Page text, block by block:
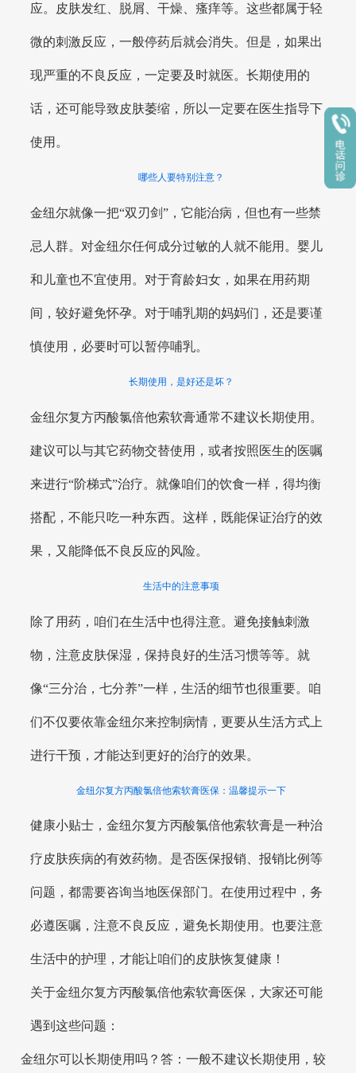
应。皮肤发红、脱屑、干燥、瘙痒等。这些都属于轻
微的刺激反应，一般停药后就会消失。但是，如果出
现严重的不良反应，一定要及时就医。长期使用的
话，还可能导致皮肤萎缩，所以一定要在医生指导下
使用。
哪些人要特别注意？
金纽尔就像一把“双刃剑”，它能治病，但也有一些禁
忌人群。对金纽尔任何成分过敏的人就不能用。婴儿
和儿童也不宜使用。对于育龄妇女，如果在用药期
间，较好避免怀孕。对于哺乳期的妈妈们，还是要谨
慎使用，必要时可以暂停哺乳。
长期使用，是好还是坏？
金纽尔复方丙酸氯倍他索软膏通常不建议长期使用。
建议可以与其它药物交替使用，或者按照医生的医嘱
来进行“阶梯式”治疗。就像咱们的饮食一样，得均衡
搭配，不能只吃一种东西。这样，既能保证治疗的效
果，又能降低不良反应的风险。
生活中的注意事项
除了用药，咱们在生活中也得注意。避免接触刺激
物，注意皮肤保湿，保持良好的生活习惯等等。就
像“三分治，七分养”一样，生活的细节也很重要。咱
们不仅要依靠金纽尔来控制病情，更要从生活方式上
进行干预，才能达到更好的治疗的效果。
金纽尔复方丙酸氯倍他索软膏医保：温馨提示一下
健康小贴士，金纽尔复方丙酸氯倍他索软膏是一种治
疗皮肤疾病的有效药物。是否医保报销、报销比例等
问题，都需要咨询当地医保部门。在使用过程中，务
必遵医嘱，注意不良反应，避免长期使用。也要注意
生活中的护理，才能让咱们的皮肤恢复健康！
关于金纽尔复方丙酸氯倍他索软膏医保，大家还可能
遇到这些问题：
金纽尔可以长期使用吗？答：一般不建议长期使用，较